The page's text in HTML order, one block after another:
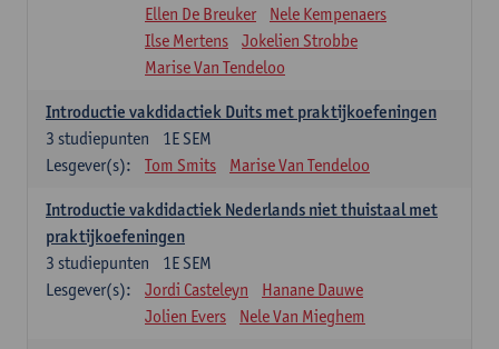
Ellen De Breuker
Nele Kempenaers
Ilse Mertens
Jokelien Strobbe
Marise Van Tendeloo
Introductie vakdidactiek Duits met praktijkoefeningen
1E SEM
3 studiepunten
Lesgever(s):
Tom Smits Marise Van Tendeloo
Introductie vakdidactiek Nederlands niet thuistaal met
praktijkoefeningen
1E SEM
3 studiepunten
Lesgever(s):
Jordi Casteleyn
Hanane Dauwe
Jolien Evers
Nele Van Mieghem